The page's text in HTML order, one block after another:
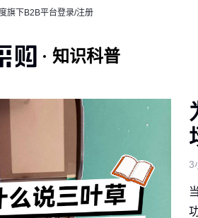
旗下B2B平台登录/注册
知识科普
3